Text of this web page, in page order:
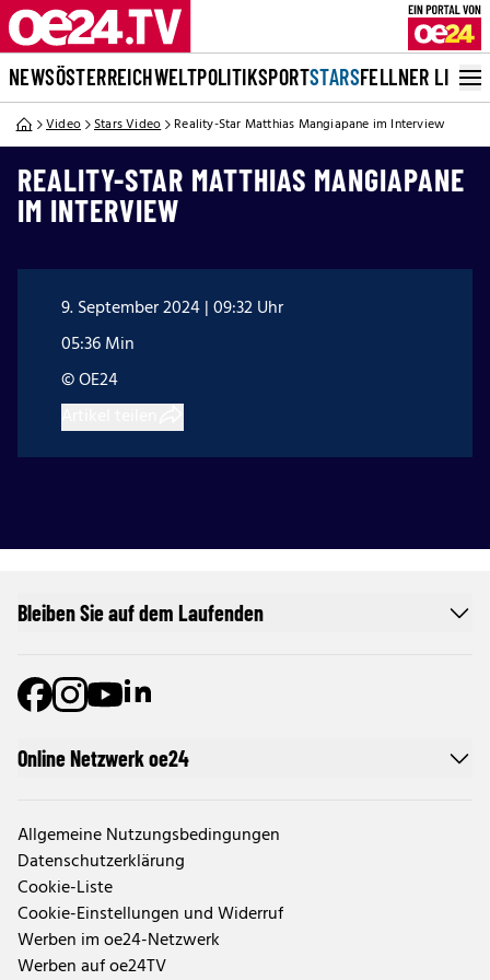
NEWSÖSTERREICHWELTPOLITIKSPORTSTARSFELLNER LIVE
Video Stars Video Reality-Star Matthias Mangiapane im Interview
REALITY-STAR MATTHIAS MANGIAPANE
IM INTERVIEW
9. September 2024 | 09:32 Uhr
05:36 Min
© OE24
Online Netzwerk oe24
Allgemeine Nutzungsbedingungen
Datenschutzerklärung
Cookie-Liste
Cookie-Einstellungen und Widerruf
Werben im oe24-Netzwerk
Werben auf oe24TV
Bleiben Sie auf dem Laufenden